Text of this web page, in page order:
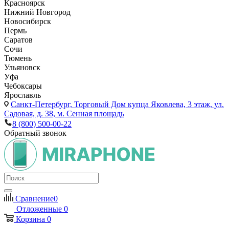
Красноярск
Нижний Новгород
Новосибирск
Пермь
Саратов
Сочи
Тюмень
Ульяновск
Уфа
Чебоксары
Ярославль
Санкт-Петербург, Торговый Дом купца Яковлева, 3 этаж, ул.
Садовая, д. 38, м. Сенная площадь
8 (800) 500-00-22
Обратный звонок
Сравнение0
Отложенные 0
Корзина 0